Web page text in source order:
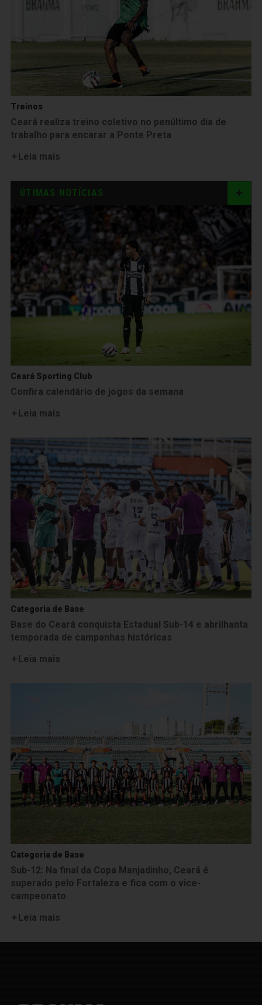
Treinos
Ceará realiza treino coletivo no penúltimo dia de
trabalho para encarar a Ponte Preta
Leia mais
ÚTIMAS NOTÍCIAS
Ceará Sporting Club
Confira calendário de jogos da semana
Leia mais
Categoria de Base
Base do Ceará conquista Estadual Sub-14 e abrilhanta
temporada de campanhas históricas
Leia mais
Categoria de Base
Sub-12: Na final da Copa Manjadinho, Ceará é
superado pelo Fortaleza e fica com o vice-
campeonato
Leia mais